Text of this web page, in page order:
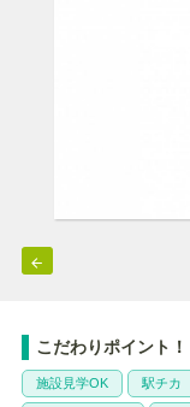

こだわりポイント！
施設見学OK 駅チカ